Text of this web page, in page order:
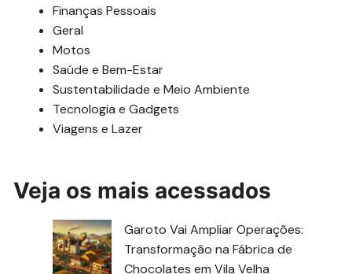
Finanças Pessoais
Geral
Motos
Saúde e Bem-Estar
Sustentabilidade e Meio Ambiente
Tecnologia e Gadgets
Viagens e Lazer
Veja os mais acessados
Garoto Vai Ampliar Operações:
Transformação na Fábrica de
Chocolates em Vila Velha